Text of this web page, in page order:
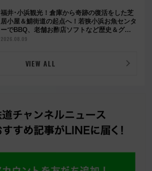
福井･小浜観光！倉庫から奇跡の復活をした芝
居小屋＆鯖街道の起点へ！若狭小浜お魚センタ
ーでBBQ、老舗お酢店ソフトなど歴史＆グル
メ散歩
2026.08.09
VIEW ALL